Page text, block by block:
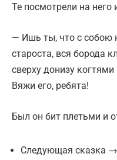
Те посмотрели на него
— Ишь ты, что с собою
староста, вся борода
сверху донизу
Вяжи его, ребята!
Был он бит плетьми и
Следующая сказка →